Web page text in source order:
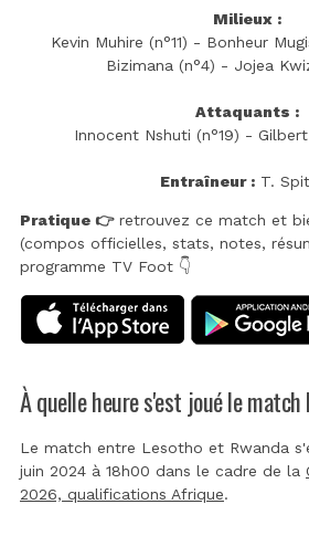
Milieux :
Kevin Muhire (n°11) - Bonheur
Bizimana (n°4) - Jojea
Attaquants :
Innocent Nshuti (n°19) - Gilbert
Entraîneur : T.
Pratique 👉retrouvez ce match et
(compos officielles, stats, notes,
programme TV Foot 👇
À quelle heure s'est joué le
Le match entre Lesotho et Rwanda
juin 2024 à 18h00 dans le cadre de la
2026, qualifications Afrique.